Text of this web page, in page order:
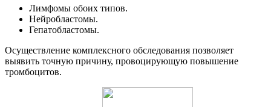
Лимфомы обоих типов.
Нейробластомы.
Гепатобластомы.
Осуществление комплексного обследования позволяет
выявить точную причину, провоцирующую повышение
тромбоцитов.